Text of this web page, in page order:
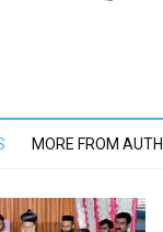
MORE FROM